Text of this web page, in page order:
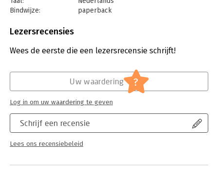
Bindwijze:
paperback
Uitgever:
Verschijningsdatum:
27-12-2024
Mens en maatschappij
Lezersrecensies
Wees de eerste die een lezersrecensie schrijft!
Schrijf een recensie
Lees ons recensiebeleid
Uw waardering ?
Log in om uw waardering te geven